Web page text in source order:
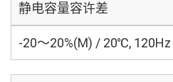
静电容量容许差
-20～20%(M) / 20℃, 120Hz